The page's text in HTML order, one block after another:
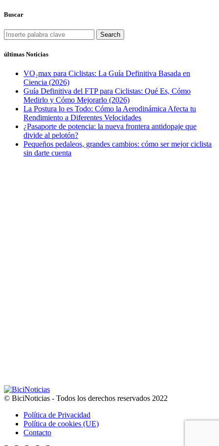
Buscar
Search
últimas Noticias
VO₂max para Ciclistas: La Guía Definitiva Basada en
Ciencia (2026)
Guía Definitiva del FTP para Ciclistas: Qué Es, Cómo
Medirlo y Cómo Mejorarlo (2026)
La Postura lo es Todo: Cómo la Aerodinámica Afecta tu
Rendimiento a Diferentes Velocidades
¿Pasaporte de potencia: la nueva frontera antidopaje que
divide al pelotón?
Pequeños pedaleos, grandes cambios: cómo ser mejor ciclista
sin darte cuenta
© BiciNoticias - Todos los derechos reservados 2022
Política de Privacidad
Política de cookies (UE)
Contacto